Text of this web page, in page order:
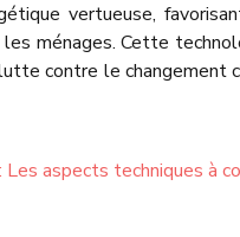
vertueuse,
ménages. Cette
contre le changement
Les aspects techniques à